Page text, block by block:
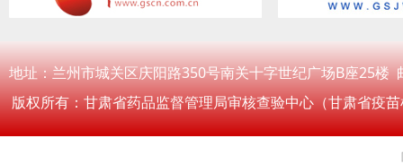
地址：兰州市城关区庆阳路350号南关十字世纪广场B座25
版权所有：甘肃省药品监督管理局审核查验中心（甘肃省疫